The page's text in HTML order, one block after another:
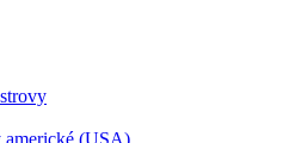
americké (USA)